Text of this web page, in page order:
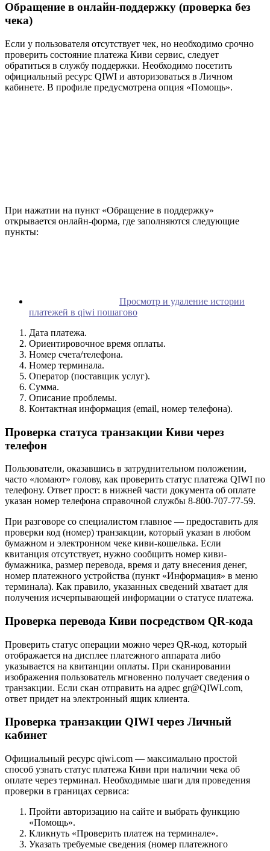
Обращение в онлайн-поддержку (проверка без
чека)
Если у пользователя отсутствует чек, но необходимо срочно
проверить состояние платежа Киви сервис, следует
обратиться в службу поддержки. Необходимо посетить
официальный ресурс QIWI и авторизоваться в Личном
кабинете. В профиле предусмотрена опция «Помощь».
При нажатии на пункт «Обращение в поддержку»
открывается онлайн-форма, где заполняются следующие
пункты:
Просмотр и удаление истории
платежей в qiwi пошагово
Дата платежа.
Ориентировочное время оплаты.
Номер счета/телефона.
Номер терминала.
Оператор (поставщик услуг).
Сумма.
Описание проблемы.
Контактная информация (email, номер телефона).
Проверка статуса транзакции Киви через
телефон
Пользователи, оказавшись в затруднительном положении,
часто «ломают» голову, как проверить статус платежа QIWI по
телефону. Ответ прост: в нижней части документа об оплате
указан номер телефона справочной службы 8-800-707-77-59.
При разговоре со специалистом главное — предоставить для
проверки код (номер) транзакции, который указан в любом
бумажном и электронном чеке киви-кошелька. Если
квитанция отсутствует, нужно сообщить номер киви-
бумажника, размер перевода, время и дату внесения денег,
номер платежного устройства (пункт «Информация» в меню
терминала). Как правило, указанных сведений хватает для
получения исчерпывающей информации о статусе платежа.
Проверка перевода Киви посредством QR-кода
Проверить статус операции можно через QR-код, который
отображается на дисплее платежного аппарата либо
указывается на квитанции оплаты. При сканировании
изображения пользователь мгновенно получает сведения о
транзакции. Если скан отправить на адрес gr@QIWI.com,
ответ придет на электронный ящик клиента.
Проверка транзакции QIWI через Личный
кабинет
Официальный ресурс qiwi.com ― максимально простой
способ узнать статус платежа Киви при наличии чека об
оплате через терминал. Необходимые шаги для проведения
проверки в границах сервиса:
Пройти авторизацию на сайте и выбрать функцию
«Помощь».
Кликнуть «Проверить платеж на терминале».
Указать требуемые сведения (номер платежного